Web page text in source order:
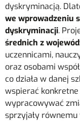
dyskryminacją.
we wprowadzeniu
dyskryminacji.
średnich z
uczennicami,
oraz osobami
co działa w danej
wspierać
wypracowywać
sprzyjały